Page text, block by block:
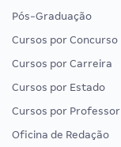
Pós-Graduação
Cursos por Concurso
Cursos por Carreira
Cursos por Estado
Cursos por Professor
Oficina de Redação